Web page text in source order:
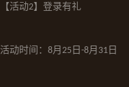
【活动2】登录有礼
活动时间： 8月 25 日 -8月 31 日